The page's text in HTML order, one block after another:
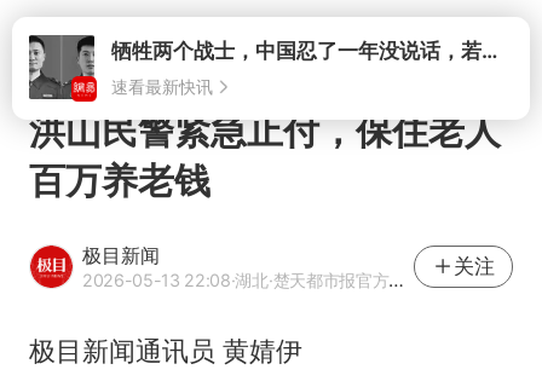
打开牺牲两个战士，中国忍了一年没说话，若菲律宾死了人，他会开战吗
速看最新快讯
洪山民警紧急止付，保住老人
百万养老钱
极目新闻
2026-05-13 22:08·湖北·楚天都市报官方网易号
关注
极目新闻通讯员 黄婧伊